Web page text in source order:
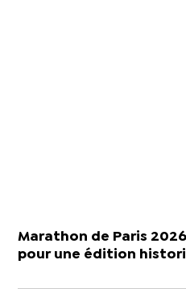
Marathon de Paris
pour une édition